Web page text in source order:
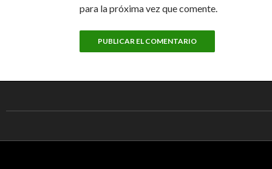
para la próxima vez que comente.